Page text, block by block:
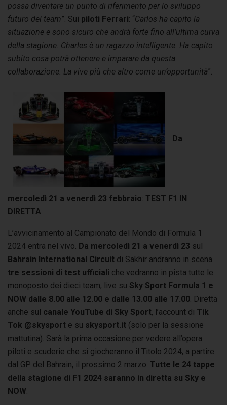
possa diventare un punto di riferimento per lo sviluppo
futuro del team”. Sui piloti Ferrari: “Carlos ha capito la
situazione e sono sicuro che andrà forte fino all’ultima curva
della stagione. Charles è un ragazzo intelligente. Ha capito
subito cosa potrà ottenere e imparare da questa
collaborazione. La vive più che altro come un’opportunità”.
Da
mercoledì 21 a venerdì 23 febbraio: TEST F1 IN
DIRETTA
L’avvicinamento al Campionato del Mondo di Formula 1
2024 entra nel vivo. Da mercoledì 21 a venerdì 23 sul
Bahrain International Circuit di Sakhir andranno in scena
tre sessioni di test ufficiali che vedranno in pista tutte le
monoposto dei dieci team, live su Sky Sport Formula 1 e
NOW dalle 8.00 alle 12.00 e dalle 13.00 alle 17.00 . Diretta
anche sul canale YouTube di Sky Sport, l’account di Tik
Tok @skysport e su skysport.it (solo per la sessione
mattutina). Sarà la prima occasione per vedere all’opera
piloti e scuderie che si giocheranno il Titolo 2024, a partire
dal GP del Bahrain, il prossimo 2 marzo. Tutte le 24 tappe
della stagione di F1 2024 saranno in diretta su Sky e
NOW